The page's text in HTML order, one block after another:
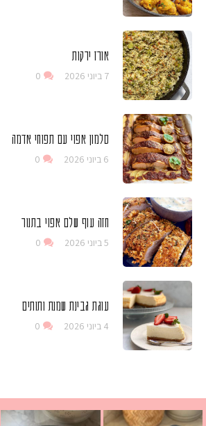
אורז ירקות
7 ביוני 2026 0
סלמון אפוי עם תפוחי אדמה
6 ביוני 2026 0
חזה עוף שלם אפוי בתנור
5 ביוני 2026 0
עוגת גבינת שמנת ותותים
4 ביוני 2026 0
בולגרית מעודנת מ
פרגיות קריספיים ממכרים שמכינים בכמה דקות עב